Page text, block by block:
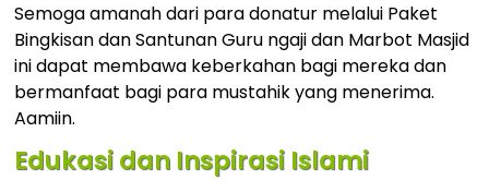
Semoga amanah dari para donatur melalui Paket
Bingkisan dan Santunan Guru ngaji dan Marbot Masjid
ini dapat membawa keberkahan bagi mereka dan
bermanfaat bagi para mustahik yang menerima.
Aamiin.
Edukasi dan Inspirasi Islami